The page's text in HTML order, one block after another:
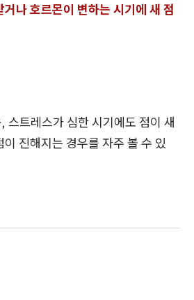
나 호르몬이 변하는 시기에 새 점
스트레스가 심한 시기에도 점이 새
진해지는 경우를 자주 볼 수 있